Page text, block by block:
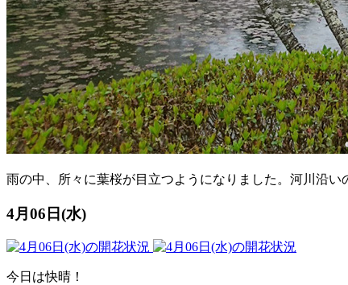
雨の中、所々に葉桜が目立つようになりました。河川沿
4月06日(水)
今日は快晴！